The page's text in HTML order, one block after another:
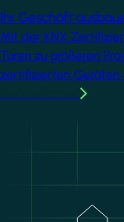
Ihr Geschäft
Mit der KNX
Türen zu größeren
zertifizierten Geräten